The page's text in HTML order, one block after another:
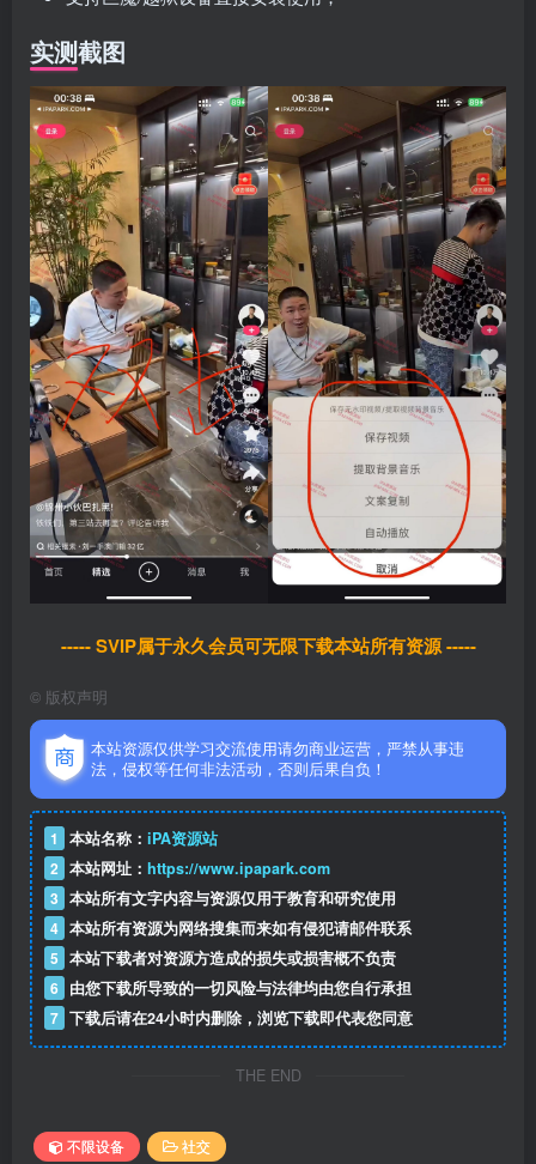
实测截图
----- SVIP属于永久会员可无限下载本站所有资源 -----
© 版权声明
本站资源仅供学习交流使用请勿商业运营，严禁从事违
法，侵权等任何非法活动，否则后果自负！
1 本站名称： iPA资源站
2 本站网址： https://www.ipapark.com
3 本站所有文字内容与资源仅用于教育和研究使用
4 本站所有资源为网络搜集而来如有侵犯请邮件联系
5 本站下载者对资源方造成的损失或损害概不负责
6 由您下载所导致的一切风险与法律均由您自行承担
7 下载后请在24小时内删除，浏览下载即代表您同意
THE END
不限设备
社交